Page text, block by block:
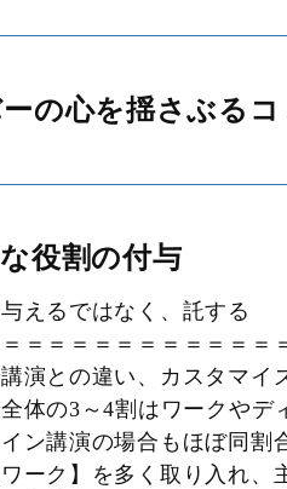
の心を揺さぶる
な役割の付与
与えるではなく、託する
＝＝＝＝＝＝＝＝＝＝＝
演との違い、カスタマイ
全体の3～4割はワークや
ン講演の場合もほぼ同
ーク】を多く取り入れ、